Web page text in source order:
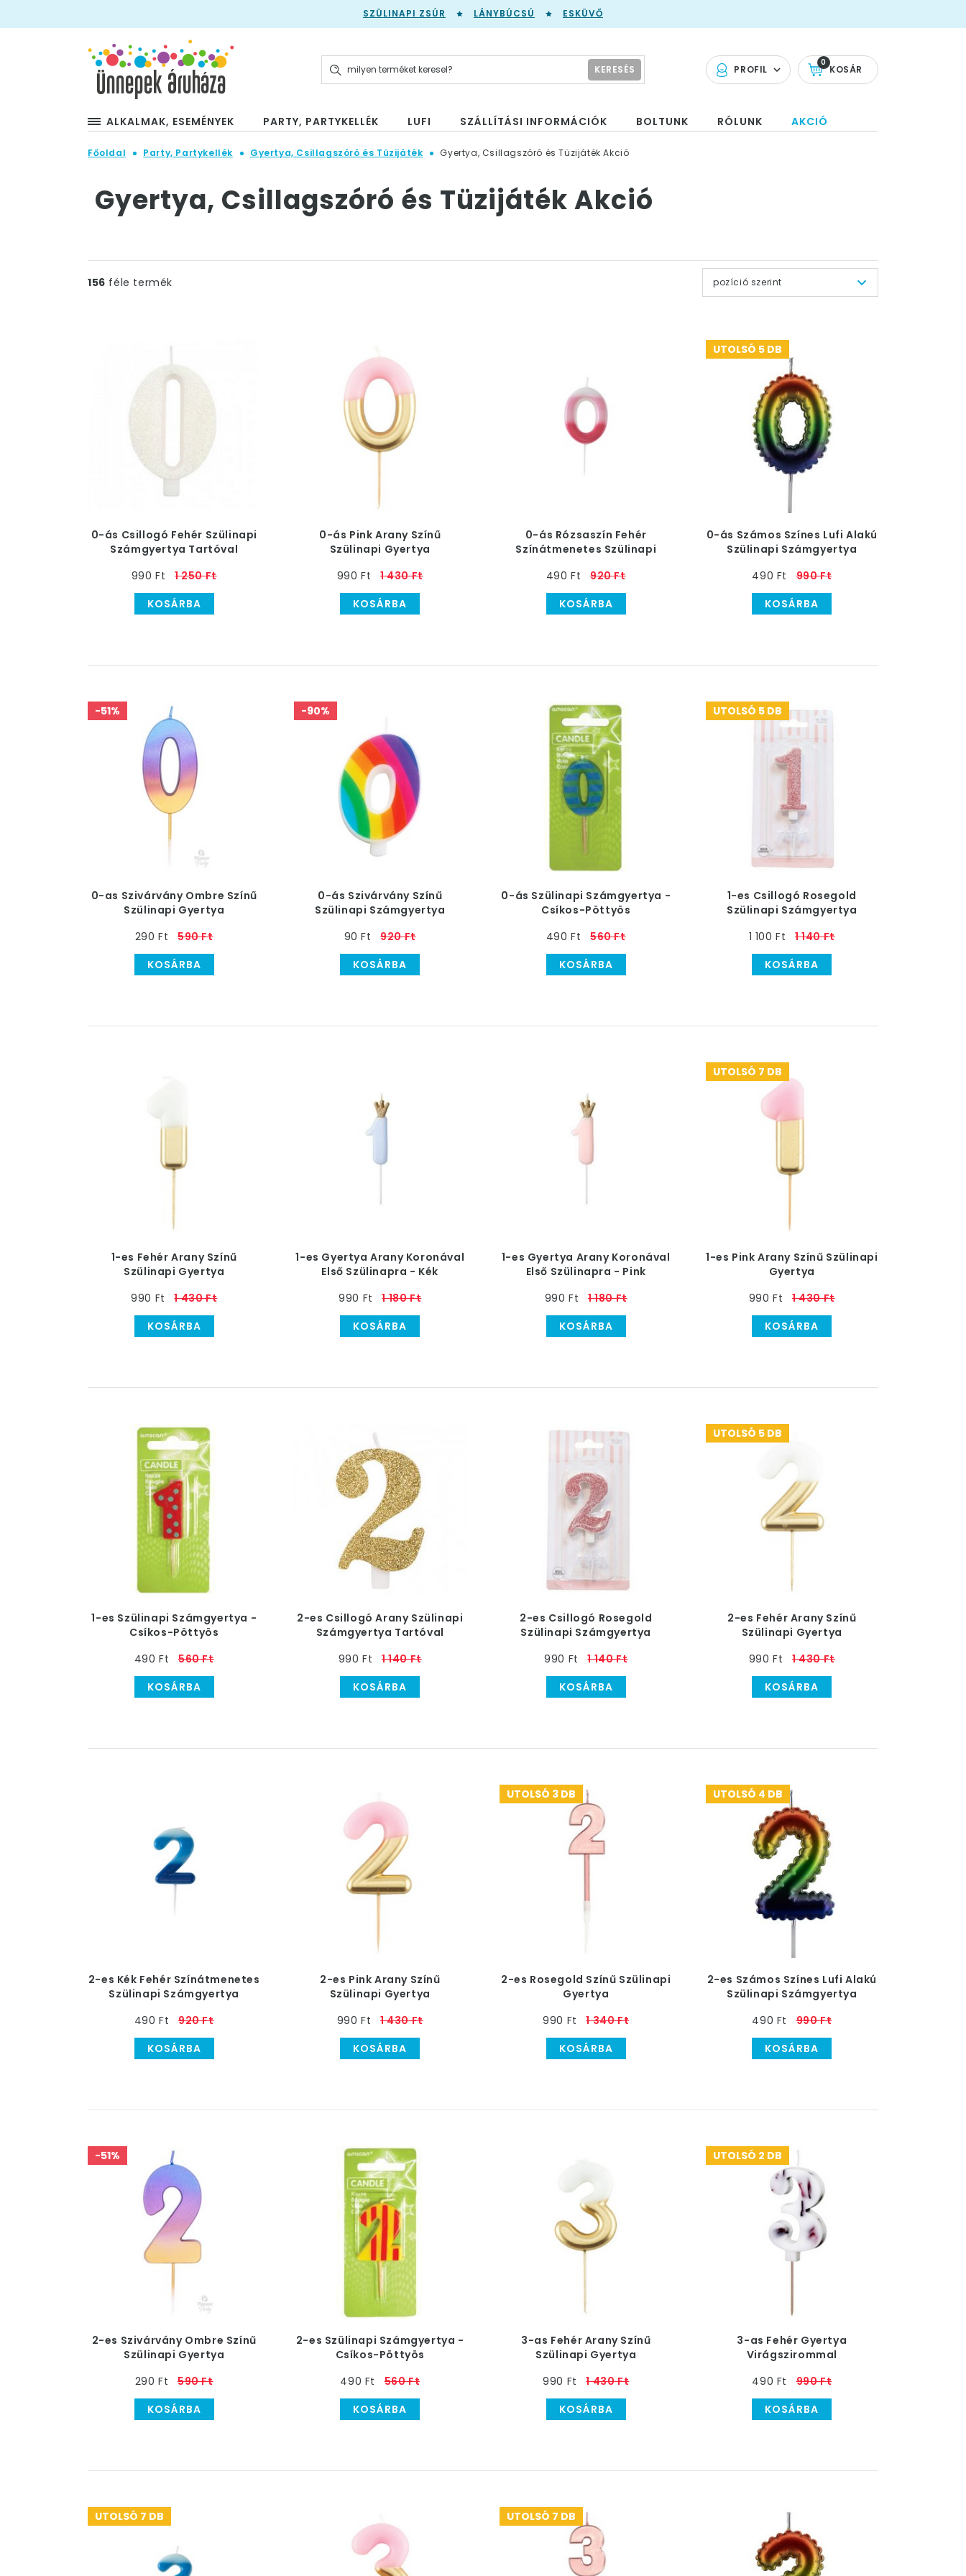
SZÜLINAPI ZSÚR LÁNYBÚCSÚ ESKÜVŐ
PROFIL KOSÁR
0
KERESÉS
ALKALMAK, ESEMÉNYEK PARTY, PARTYKELLÉK LUFI SZÁLLÍTÁSI INFORMÁCIÓK BOLTUNK RÓLUNK AKCIÓ
Főoldal Party, Partykellék Gyertya, Csillagszóró és Tüzijáték Gyertya, Csillagszóró és Tüzijáték Akció
Gyertya, Csillagszóró és Tüzijáték Akció
156 féle termék pozíció szerint
0-ás Csillogó Fehér Szülinapi
Számgyertya Tartóval
990 Ft
1 250 Ft
KOSÁRBA
0-ás Pink Arany Színű
Szülinapi Gyertya
990 Ft
1 430 Ft
KOSÁRBA
0-ás Rózsaszín Fehér
Színátmenetes Szülinapi
490 Ft
920 Ft
KOSÁRBA
UTOLSÓ 5 DB
0-ás Számos Színes Lufi Alakú
Szülinapi Számgyertya
490 Ft
990 Ft
KOSÁRBA
-51%
0-as Szivárvány Ombre Színű
Szülinapi Gyertya
290 Ft
590 Ft
KOSÁRBA
-90%
0-ás Szivárvány Színű
Szülinapi Számgyertya
90 Ft
920 Ft
KOSÁRBA
0-ás Szülinapi Számgyertya -
Csíkos-Pöttyös
490 Ft
560 Ft
KOSÁRBA
UTOLSÓ 5 DB
1-es Csillogó Rosegold
Szülinapi Számgyertya
1 100 Ft
1 140 Ft
KOSÁRBA
1-es Fehér Arany Színű
Szülinapi Gyertya
990 Ft
1 430 Ft
KOSÁRBA
1-es Gyertya Arany Koronával
Első Szülinapra - Kék
990 Ft
1 180 Ft
KOSÁRBA
1-es Gyertya Arany Koronával
Első Szülinapra - Pink
990 Ft
1 180 Ft
KOSÁRBA
UTOLSÓ 7 DB
1-es Pink Arany Színű Szülinapi
Gyertya
990 Ft
1 430 Ft
KOSÁRBA
1-es Szülinapi Számgyertya -
Csíkos-Pöttyös
490 Ft
560 Ft
KOSÁRBA
2-es Csillogó Arany Szülinapi
Számgyertya Tartóval
990 Ft
1 140 Ft
KOSÁRBA
2-es Csillogó Rosegold
Szülinapi Számgyertya
990 Ft
1 140 Ft
KOSÁRBA
UTOLSÓ 5 DB
2-es Fehér Arany Színű
Szülinapi Gyertya
990 Ft
1 430 Ft
KOSÁRBA
2-es Kék Fehér Színátmenetes
Szülinapi Számgyertya
490 Ft
920 Ft
KOSÁRBA
2-es Pink Arany Színű
Szülinapi Gyertya
990 Ft
1 430 Ft
KOSÁRBA
UTOLSÓ 3 DB
2-es Rosegold Színű Szülinapi
Gyertya
990 Ft
1 340 Ft
KOSÁRBA
UTOLSÓ 4 DB
2-es Számos Színes Lufi Alakú
Szülinapi Számgyertya
490 Ft
990 Ft
KOSÁRBA
-51%
2-es Szivárvány Ombre Színű
Szülinapi Gyertya
290 Ft
590 Ft
KOSÁRBA
2-es Szülinapi Számgyertya -
Csíkos-Pöttyös
490 Ft
560 Ft
KOSÁRBA
3-as Fehér Arany Színű
Szülinapi Gyertya
990 Ft
1 430 Ft
KOSÁRBA
UTOLSÓ 2 DB
3-as Fehér Gyertya
Virágszirommal
490 Ft
990 Ft
KOSÁRBA
UTOLSÓ 7 DB UTOLSÓ 7 DB